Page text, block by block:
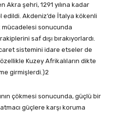
Akra şehri, 1291 yılına kadar
Akdeniz’de İtalya kökenli
mücadelesi sonucunda
saf dışı bırakıyorlardı.
sistemini idare etseler de
Kuzey Afrikalıların dikte
girmişlerdi.)2
çökmesi sonucunda, güçlü bir
güçlere karşı koruma